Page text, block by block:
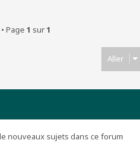
Page 1 sur1
Aller
nouveaux sujets dans ce forum